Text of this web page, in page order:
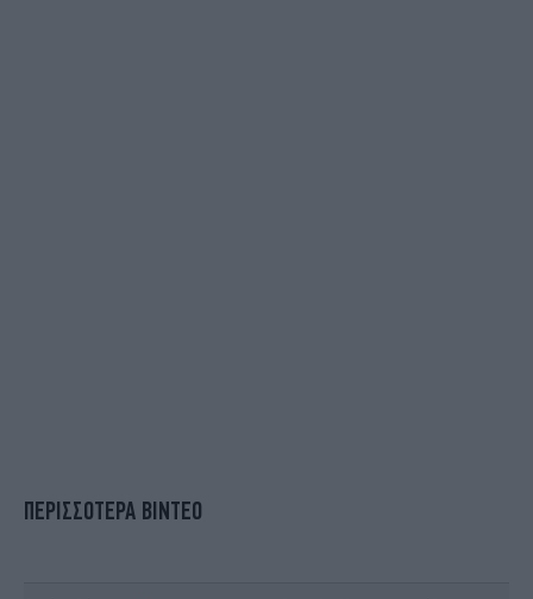
ΠΕΡΙΣΣΟΤΕΡΑ ΒΙΝΤΕΟ